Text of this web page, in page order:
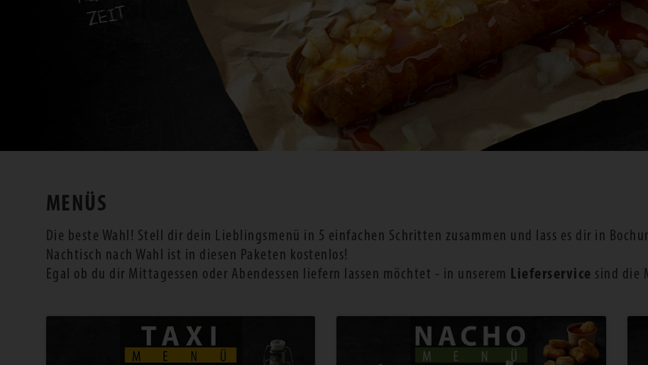
MENÜS
Die beste Wahl! Stell dir dein Lieblingsmenü in 5 einfachen Schritten zusammen und lass es dir in
Nachtisch nach Wahl ist in diesen Paketen kostenlos!
Egal ob du dir Mittagessen oder Abendessen liefern lassen möchtet - in unserem Lieferservice sind die